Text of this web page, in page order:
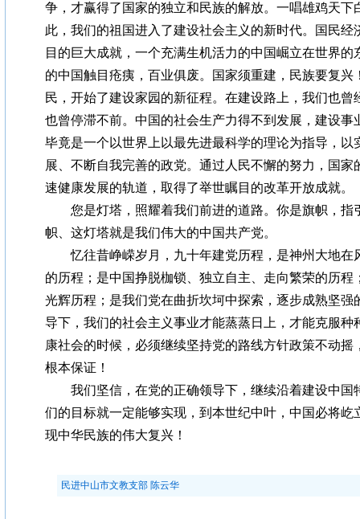
争，才赢得了国家的独立和民族的解放。一唱雄鸡天下
此，我们的祖国进入了建设社会主义的新时代。国民经
目的巨大成就，一个充满生机活力的中国崛立在世界的
的中国触目疮痍，百业俱废。国家须重建，民族要复兴
民，开始了建设家园的新征程。在建设路上，我们也曾
也曾停滞不前。中国的社会生产力得不到发展，建设事
毕竟是一个以世界上以最先进最科学的理论为指导，以
展、不断自我完善的政党。通过人民不懈的努力，国家
速健康发展的轨道，取得了举世瞩目的改革开放成就。
您是灯塔，照耀着我们前进的道路。你是旗帜，指
帜、这灯塔就是我们伟大的中国共产党。
忆往昔峥嵘岁月，九十年建党历程，是神州大地在
的历程；是中国挣脱枷锁、独立自主、走向繁荣的历程
光辉历程；是我们党在曲折坎坷中探索，逐步成熟坚强
导下，我们的社会主义事业才能蒸蒸日上，才能克服种
康社会的时候，必须继续坚持党的路线方针政策不动摇
根本保证！
我们坚信，在党的正确领导下，继续沿着建设中国
们的目标就一定能够实现，到本世纪中叶，中国必将屹
现中华民族的伟大复兴！
民进中山市文教支部 陈云华